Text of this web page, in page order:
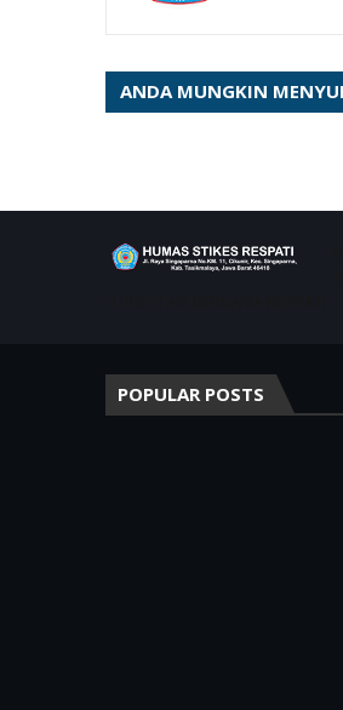
ANDA MUNGKIN
POPULAR POSTS